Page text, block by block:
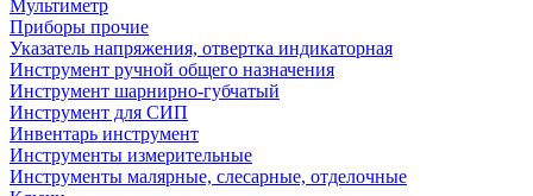
Мультиметр
Приборы прочие
Указатель напряжения, отвертка индикаторная
Инструмент ручной общего назначения
Инструмент шарнирно-губчатый
Инструмент для СИП
Инвентарь инструмент
Инструменты измерительные
Инструменты малярные, слесарные, отделочные